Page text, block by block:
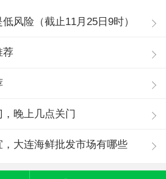
风险（截止11月25日9时）
荐
晚上几点关门
大连海鲜批发市场有哪些